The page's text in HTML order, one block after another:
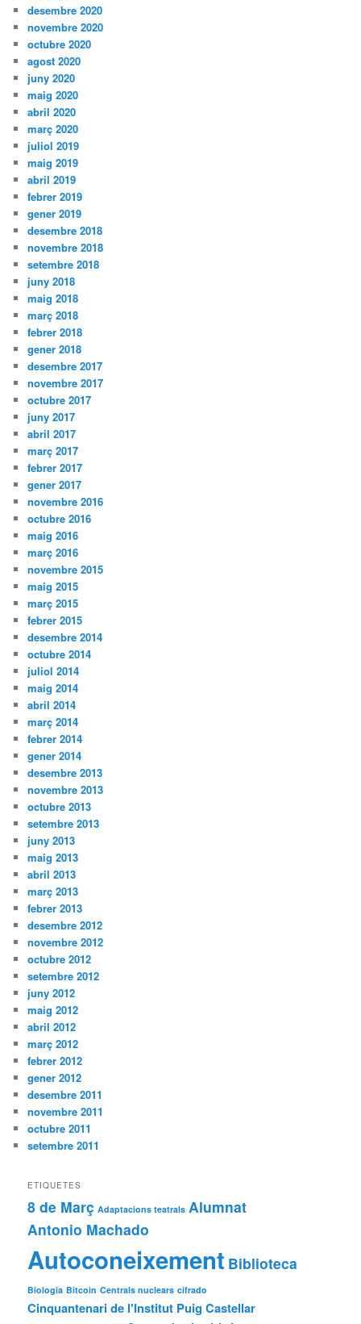
desembre 2020
novembre 2020
octubre 2020
agost 2020
juny 2020
maig 2020
abril 2020
març 2020
juliol 2019
maig 2019
abril 2019
febrer 2019
gener 2019
desembre 2018
novembre 2018
setembre 2018
juny 2018
maig 2018
març 2018
febrer 2018
gener 2018
desembre 2017
novembre 2017
octubre 2017
juny 2017
abril 2017
març 2017
febrer 2017
gener 2017
novembre 2016
octubre 2016
maig 2016
març 2016
novembre 2015
maig 2015
març 2015
febrer 2015
desembre 2014
octubre 2014
juliol 2014
maig 2014
abril 2014
març 2014
febrer 2014
gener 2014
desembre 2013
novembre 2013
octubre 2013
setembre 2013
juny 2013
maig 2013
abril 2013
març 2013
febrer 2013
desembre 2012
novembre 2012
octubre 2012
setembre 2012
juny 2012
maig 2012
abril 2012
març 2012
febrer 2012
gener 2012
desembre 2011
novembre 2011
octubre 2011
setembre 2011
ETIQUETES
8 de Març Adaptacions teatrals Alumnat
Antonio Machado
Autoconeixement Biblioteca
Biologia Bitcoin Centrals nuclears cifrado
Cinquantenari de l'Institut Puig Castellar